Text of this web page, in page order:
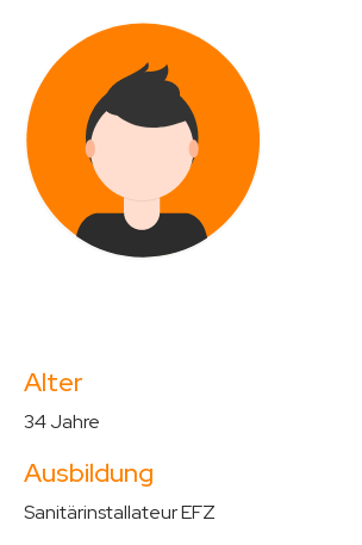
Alter
34 Jahre
Ausbildung
Sanitärinstallateur EFZ